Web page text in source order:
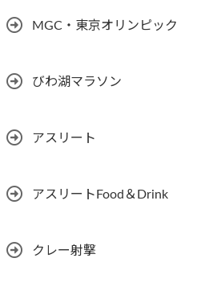
MGC・東京オリンピック
びわ湖マラソン
アスリート
アスリートFood＆Drink
クレー射撃